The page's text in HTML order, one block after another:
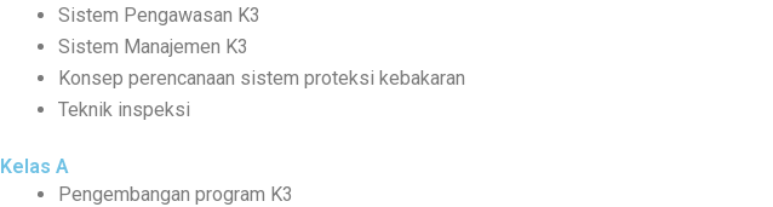
Sistem Pengawasan K3
Sistem Manajemen K3
Konsep perencanaan sistem proteksi kebakaran
Teknik inspeksi
Kelas A
Pengembangan program K3